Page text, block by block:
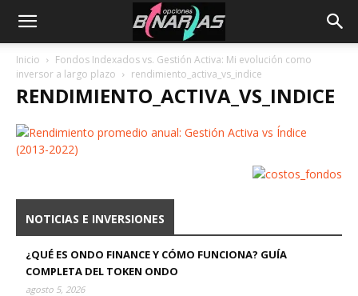
Inicio
Fondos Indexados vs. Gestión Activa: Mi evolución como
inversor a largo plazo
rendimiento_activa_vs_indice
RENDIMIENTO_ACTIVA_VS_INDICE
NOTICIAS E INVERSIONES
¿QUÉ ES ONDO FINANCE Y CÓMO FUNCIONA? GUÍA
COMPLETA DEL TOKEN ONDO
agosto 5, 2026